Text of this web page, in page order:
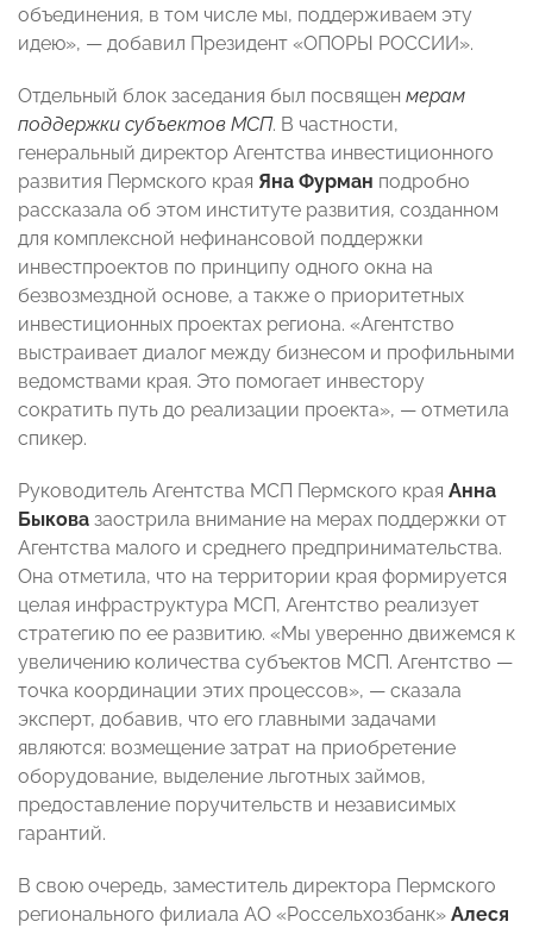
объединения, в том числе мы, поддерживаем эту
идею», — добавил Президент «ОПОРЫ РОССИИ».
Отдельный блок заседания был посвящен мерам
поддержки субъектов МСП. В частности,
генеральный директор Агентства инвестиционного
развития Пермского края Яна Фурман подробно
рассказала об этом институте развития, созданном
для комплексной нефинансовой поддержки
инвестпроектов по принципу одного окна на
безвозмездной основе, а также о приоритетных
инвестиционных проектах региона. «Агентство
выстраивает диалог между бизнесом и профильными
ведомствами края. Это помогает инвестору
сократить путь до реализации проекта», — отметила
спикер.
Руководитель Агентства МСП Пермского края Анна
Быкова заострила внимание на мерах поддержки от
Агентства малого и среднего предпринимательства.
Она отметила, что на территории края формируется
целая инфраструктура МСП, Агентство реализует
стратегию по ее развитию. «Мы уверенно движемся к
увеличению количества субъектов МСП. Агентство —
точка координации этих процессов», — сказала
эксперт, добавив, что его главными задачами
являются: возмещение затрат на приобретение
оборудование, выделение льготных займов,
предоставление поручительств и независимых
гарантий.
В свою очередь, заместитель директора Пермского
регионального филиала АО «Россельхозбанк» Алеся